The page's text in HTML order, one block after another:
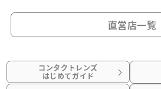
直営店一覧
コンタクトレンズ
はじめてガイド